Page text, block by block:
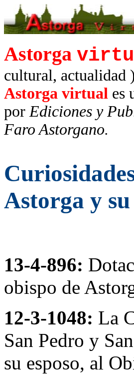
Astorga
cultural, actualidad
Astorga virtual es
porEdiciones y
Faro Astorgano.
Astorga y
13-4-896:
obispo de
12-3-1048: La
San Pedro y
su esposo, al